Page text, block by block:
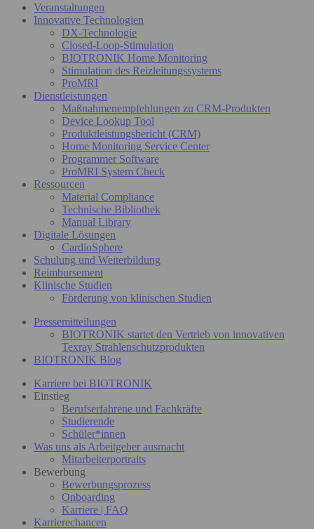
Veranstaltungen
Innovative Technologien
DX-Technologie
Closed-Loop-Stimulation
BIOTRONIK Home Monitoring
Stimulation des Reizleitungssystems
ProMRI
Dienstleistungen
Maßnahmenempfehlungen zu CRM-Produkten
Device Lookup Tool
Produktleistungsbericht (CRM)
Home Monitoring Service Center
Programmer Software
ProMRI System Check
Ressourcen
Material Compliance
Technische Bibliothek
Manual Library
Digitale Lösungen
CardioSphere
Schulung und Weiterbildung
Reimbursement
Klinische Studien
Förderung von klinischen Studien
Pressemitteilungen
BIOTRONIK startet den Vertrieb von innovativen
Texray Strahlenschutzprodukten
BIOTRONIK Blog
Karriere bei BIOTRONIK
Einstieg
Berufserfahrene und Fachkräfte
Studierende
Schüler*innen
Was uns als Arbeitgeber ausmacht
Mitarbeiterportraits
Bewerbung
Bewerbungsprozess
Onboarding
Karriere | FAQ
Karrierechancen